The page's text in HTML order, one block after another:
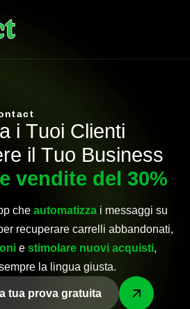
i Tuoi Clienti
re il Tuo Business
e vendite del 30%
che automatizza i messaggi su
recuperare carrelli abbandonati,
e stimolare nuovi acquisti,
la lingua giusta.
tua prova gratuita